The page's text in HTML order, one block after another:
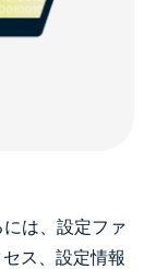
は、設定ファ
ス、設定情報